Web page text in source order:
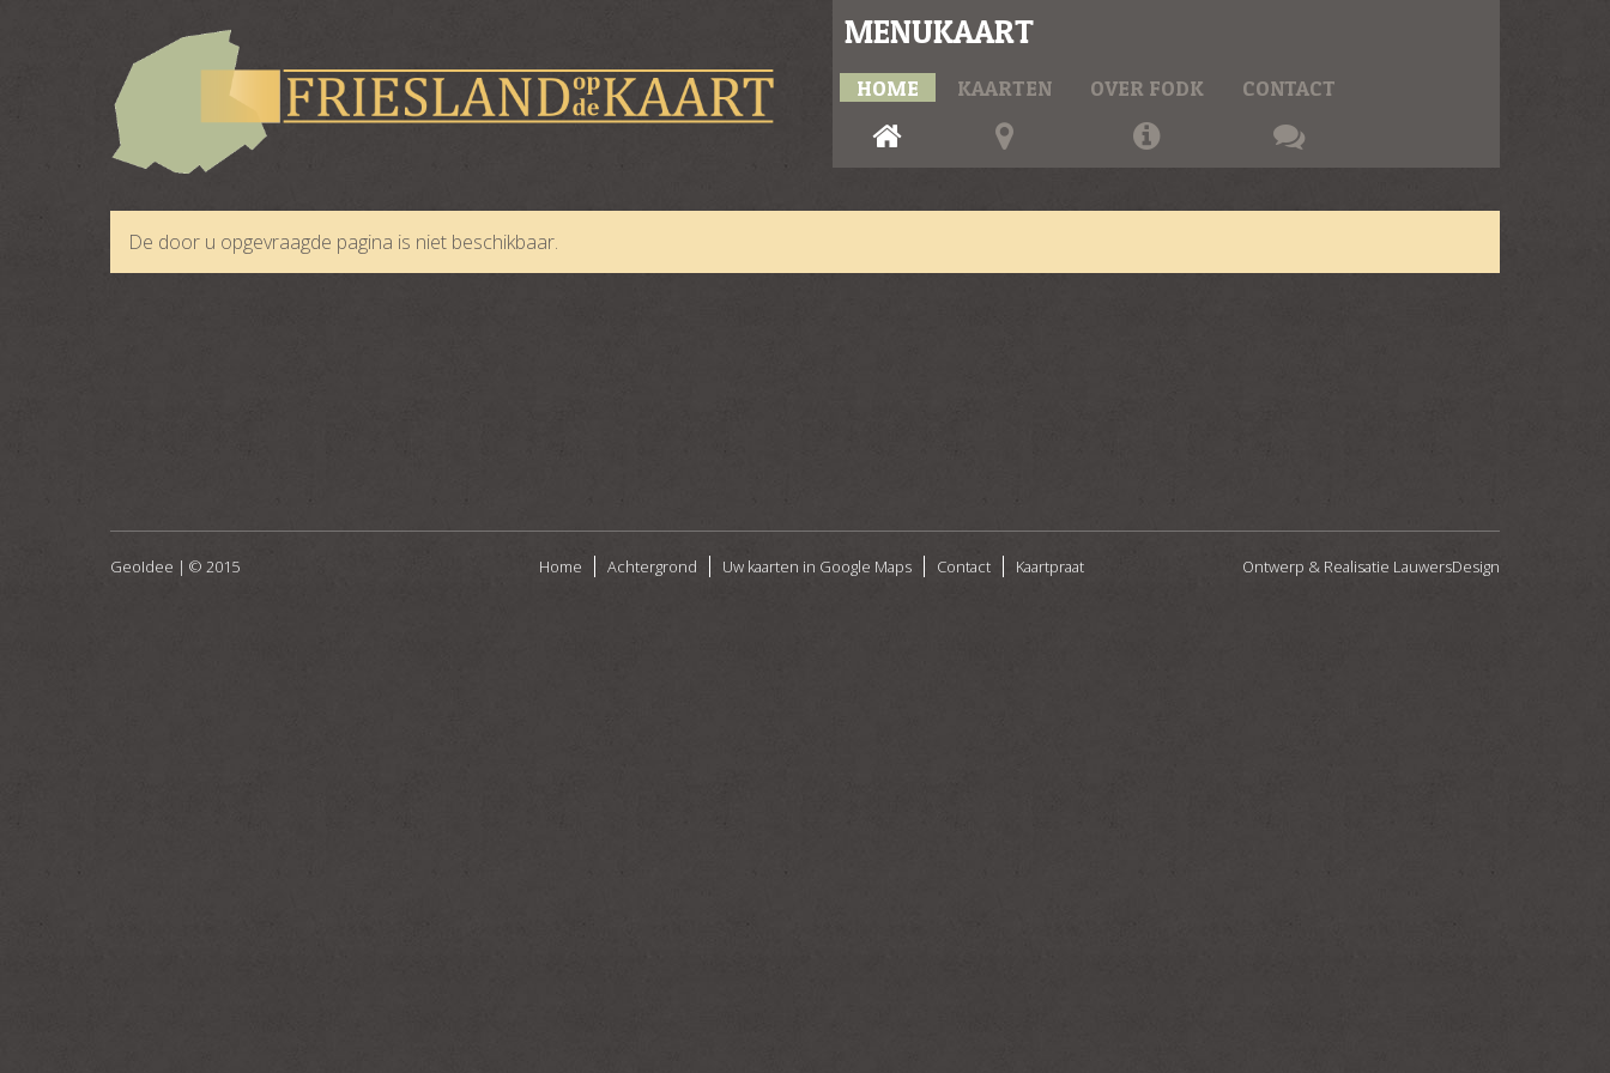
MENUKAART
HOME KAARTEN OVER FODK CONTACT
De door u opgevraagde pagina is niet beschikbaar.
GeoIdee | © 2015 Home Achtergrond Uw kaarten in Google Maps Contact Kaartpraat Ontwerp & Realisatie LauwersDesign